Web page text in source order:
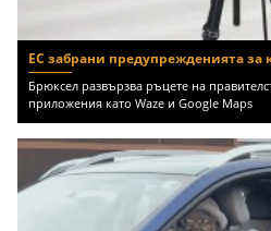
ЕС забрани предупрежденията за
Брюксел развързва ръцете на
приложения като Waze и Google Maps